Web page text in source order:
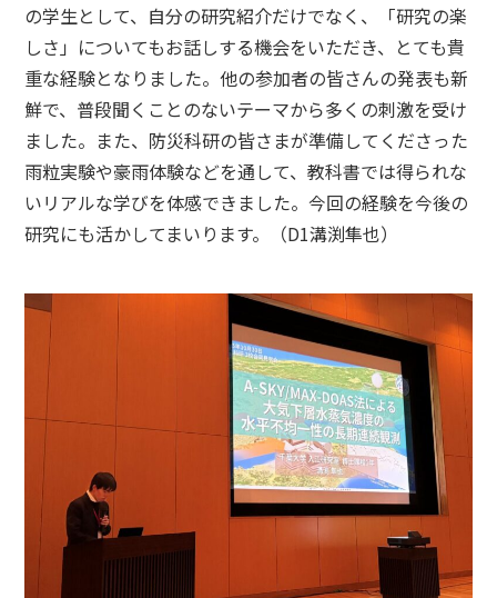
の学生として、自分の研究紹介だけでなく、「研究の楽
しさ」についてもお話しする機会をいただき、とても貴
重な経験となりました。他の参加者の皆さんの発表も新
鮮で、普段聞くことのないテーマから多くの刺激を受け
ました。また、防災科研の皆さまが準備してくださった
雨粒実験や豪雨体験などを通して、教科書では得られな
いリアルな学びを体感できました。今回の経験を今後の
研究にも活かしてまいります。（D1溝渕隼也）